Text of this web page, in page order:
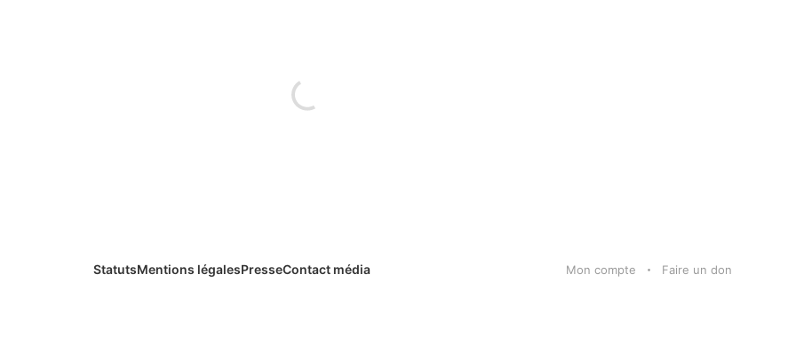
StatutsMentions légalesPresseContact média Mon compte Faire un don